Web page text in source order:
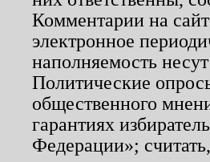
Комментарии на
электронное
наполняемость
Политические
общественного
гарантиях
Федерации»;